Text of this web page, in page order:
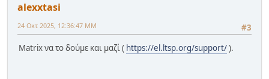
alexxtasi
#3
24 Οκτ 2025, 12:36:47 ΜΜ
Matrix να το δούμε και μαζί ( https://el.ltsp.org/support/).